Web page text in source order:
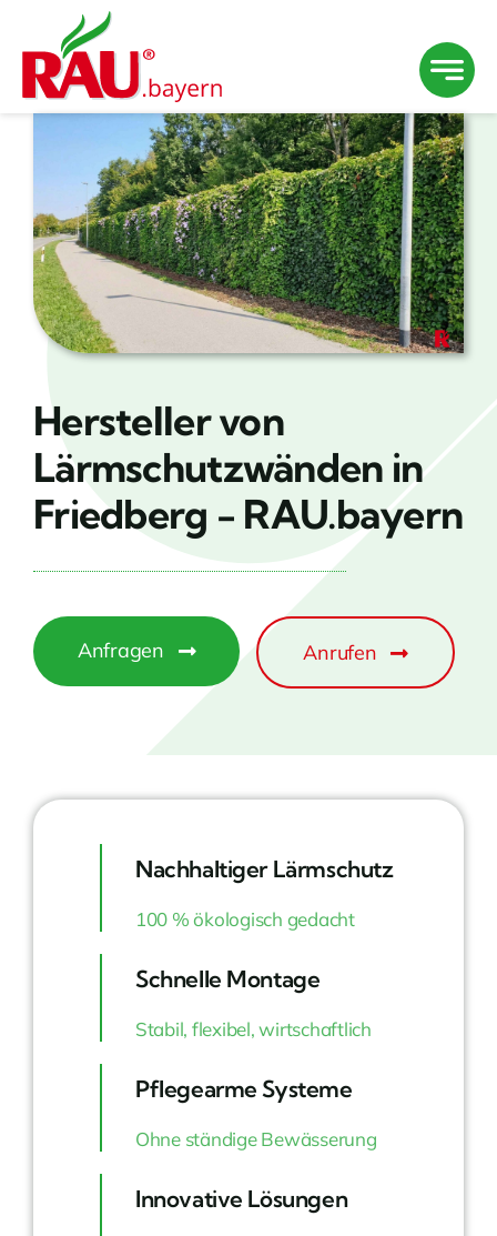
springen
Hersteller von
Lärmschutzwänden in
Friedberg - RAU.bayern
Anfragen Anrufen
Nachhaltiger Lärmschutz
100 % ökologisch gedacht
Schnelle Montage
Stabil, flexibel, wirtschaftlich
Pflegearme Systeme
Ohne ständige Bewässerung
Innovative Lösungen